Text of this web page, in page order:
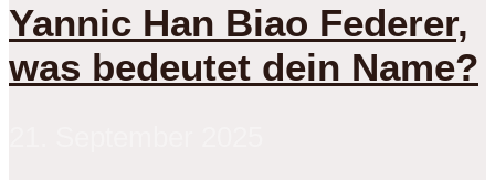
Yannic Han Biao Federer,
was bedeutet dein Name?